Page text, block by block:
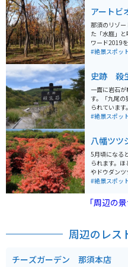
アートビ
那須のリゾ
た「水庭」
ワード2019
イン・ベスト
#絶景スポッ
史跡 殺
一面に岩石
す。「九尾
られていま
雰囲気を醸し
っています。
#絶景スポッ
八幡ツツ
5月頃になる
られます。
やドウダン
景とマッチし
す。
#絶景スポッ
「周辺の
周辺のレス
チーズガーデン 那須本店